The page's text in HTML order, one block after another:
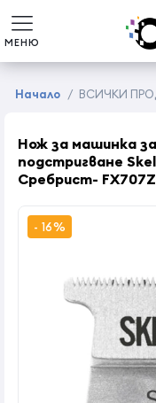
МЕНЮ
Начало / ВСИЧКИ
Нож за машинка
подстригване
Сребрист-
- 16%